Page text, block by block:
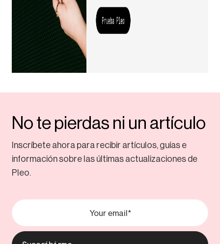
No te pierdas ni un artículo
Inscríbete ahora para recibir artículos, guías e
información sobre las últimas actualizaciones de
Pleo.